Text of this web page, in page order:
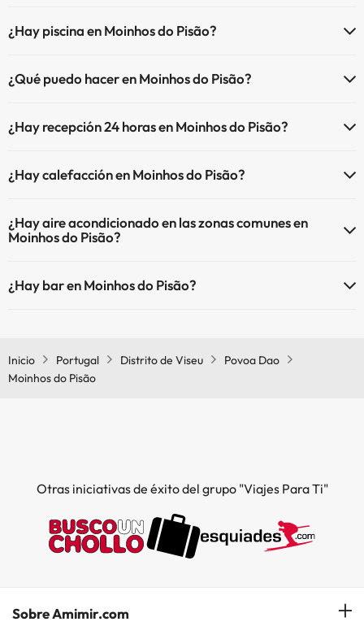
¿Hay piscina en Moinhos do Pisão?
Aquí tienes más info sobre la piscina y otras instalaciones.
Piscina al aire libre (toda la temporada)
¿Qué puedo hacer en Moinhos do Pisão?
pueden ser de pago).
¿Hay recepción 24 horas en Moinhos do Pisão?
¿Hay calefacción en Moinhos do Pisão?
¿Hay aire acondicionado en las zonas comunes en
Moinhos do Pisão?
¿Hay bar en Moinhos do Pisão?
Inicio Portugal Distrito de Viseu
Povoa Dao
Moinhos do Pisão
Otras iniciativas de éxito del grupo "Viajes Para Ti"
Sobre Amimir.com